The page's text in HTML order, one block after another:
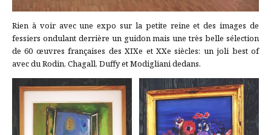
Rien à voir avec une expo sur la petite reine et des images de
fessiers ondulant derrière un guidon mais une très belle sélection
de 60 œuvres françaises des XIXe et XXe siècles: un joli best of
avec du Rodin, Chagall, Duffy et Modigliani dedans.